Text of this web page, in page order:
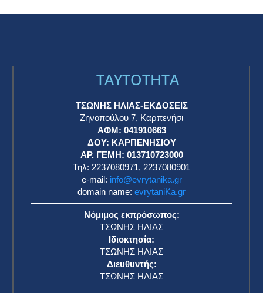
TAYTOTHTA
ΤΣΩΝΗΣ ΗΛΙΑΣ-ΕΚΔΟΣΕΙΣ
Ζηνοπούλου 7, Καρπενήσι
ΑΦΜ: 041910663
ΔΟΥ: ΚΑΡΠΕΝΗΣΙΟΥ
ΑΡ. ΓΕΜΗ: 013710723000
Τηλ: 2237080971, 2237080901
e-mail: info@evrytanika.gr
domain name: evrytaniKa.gr
Νόμιμος εκπρόσωπος:
ΤΣΩΝΗΣ ΗΛΙΑΣ
Ιδιοκτησία:
ΤΣΩΝΗΣ ΗΛΙΑΣ
Διευθυντής:
ΤΣΩΝΗΣ ΗΛΙΑΣ